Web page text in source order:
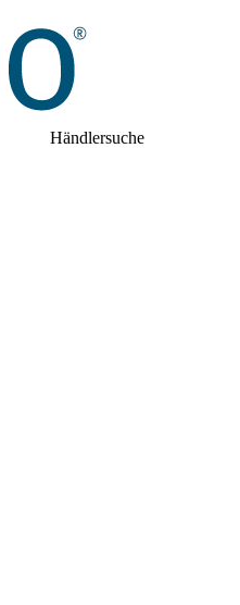
Händlersuche